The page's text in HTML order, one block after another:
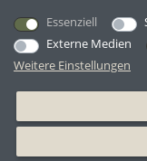
Essenziell
Externe Medien
Weitere Einstellungen
AGB